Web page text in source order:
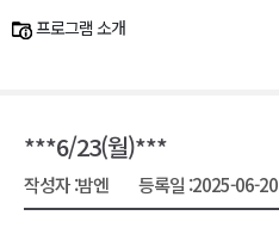
프로그램 소개
***6/23(월)***
작성자 :밤엔 등록일 :2025-06-20